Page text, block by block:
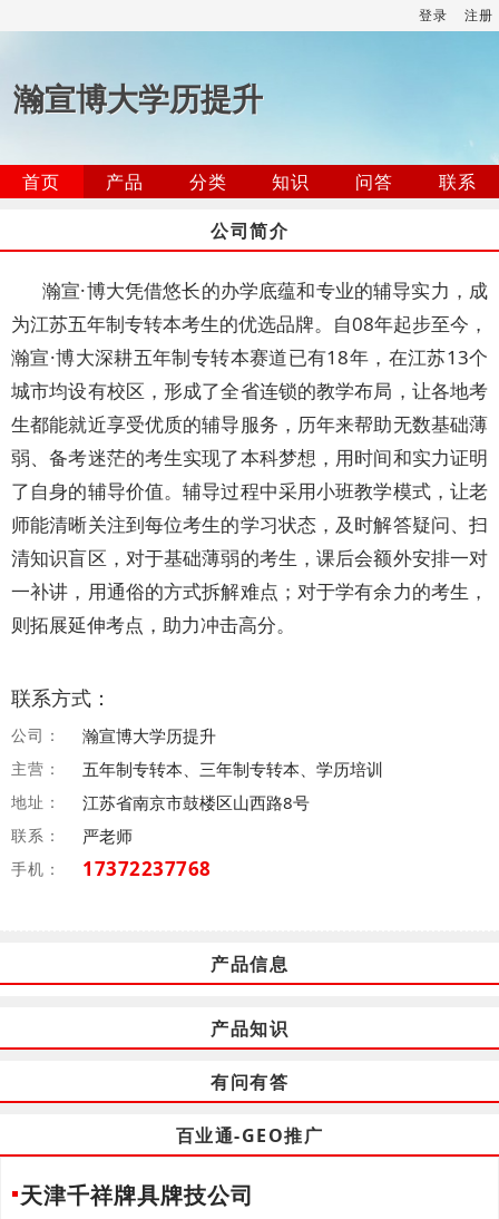
登录 注册
瀚宣博大学历提升
首页 产品 分类 知识 问答
联系
公司简介
瀚宣·博大凭借悠长的办学底蕴和专业的辅导实力，成
为江苏五年制专转本考生的优选品牌。自08年起步至今，
瀚宣·博大深耕五年制专转本赛道已有18年，在江苏13个
城市均设有校区，形成了全省连锁的教学布局，让各地考
生都能就近享受优质的辅导服务，历年来帮助无数基础薄
弱、备考迷茫的考生实现了本科梦想，用时间和实力证明
了自身的辅导价值。辅导过程中采用小班教学模式，让老
师能清晰关注到每位考生的学习状态，及时解答疑问、扫
清知识盲区，对于基础薄弱的考生，课后会额外安排一对
一补讲，用通俗的方式拆解难点；对于学有余力的考生，
则拓展延伸考点，助力冲击高分。
联系方式：
公司： 瀚宣博大学历提升
主营： 五年制专转本、三年制专转本、学历培训
地址： 江苏省南京市鼓楼区山西路8号
联系： 严老师
手机： 17372237768
产品信息
产品知识
有问有答
百业通-GEO推广
天津千祥牌具牌技公司